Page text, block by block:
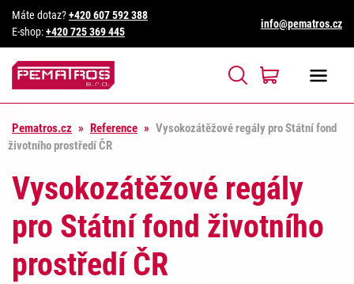
Máte dotaz?+420 607 592 388
E-shop:+420 725 369 445
info@pematros.cz
Pematros.cz » Reference » Vysokozátěžové regály pro Státní fond
životního prostředí ČR
Vysokozátěžové regály
pro Státní fond životního
prostředí ČR